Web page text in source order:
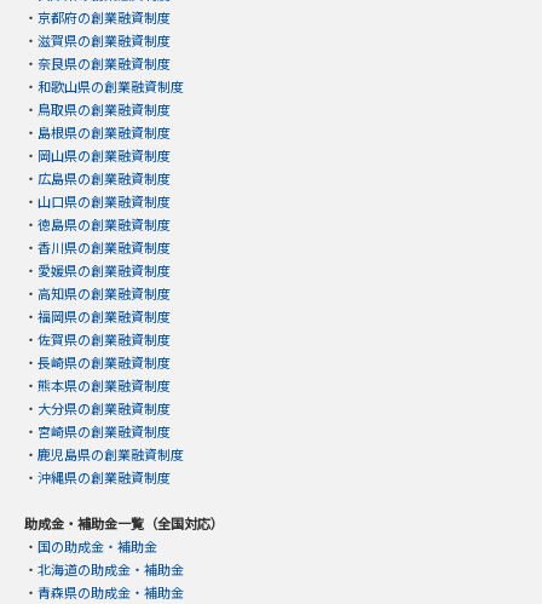
・ 京都府の創業融資制度
・ 滋賀県の創業融資制度
・ 奈良県の創業融資制度
・ 和歌山県の創業融資制度
・ 鳥取県の創業融資制度
・ 島根県の創業融資制度
・ 岡山県の創業融資制度
・ 広島県の創業融資制度
・ 山口県の創業融資制度
・ 徳島県の創業融資制度
・ 香川県の創業融資制度
・ 愛媛県の創業融資制度
・ 高知県の創業融資制度
・ 福岡県の創業融資制度
・ 佐賀県の創業融資制度
・ 長崎県の創業融資制度
・ 熊本県の創業融資制度
・ 大分県の創業融資制度
・ 宮崎県の創業融資制度
・ 鹿児島県の創業融資制度
・ 沖縄県の創業融資制度
助成金・補助金一覧（全国対応）
・ 国の助成金・補助金
・ 北海道の助成金・補助金
・ 青森県の助成金・補助金